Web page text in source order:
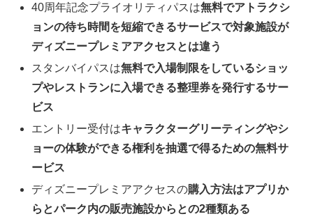
40周年記念プライオリティパスは無料でアトラクシ
ョンの待ち時間を短縮できるサービスで対象施設が
ディズニープレミアアクセスとは違う
スタンバイパスは無料で入場制限をしているショッ
プやレストランに入場できる整理券を発行するサー
ビス
エントリー受付はキャラクターグリーティングやシ
ョーの体験ができる権利を抽選で得るための無料サ
ービス
ディズニープレミアアクセスの購入方法はアプリか
らとパーク内の販売施設からとの2種類ある